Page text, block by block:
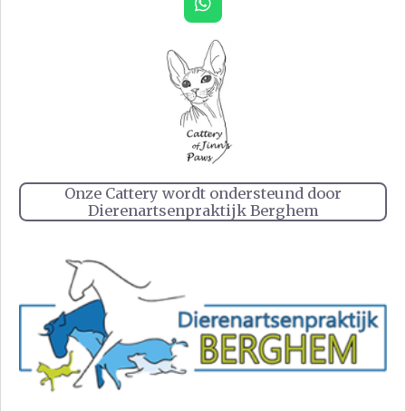
W
h
a
t
s
A
p
p
Onze Cattery wordt ondersteund door
Dierenartsenpraktijk Berghem